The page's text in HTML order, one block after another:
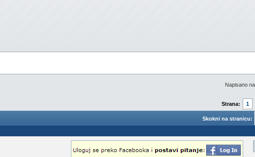
Napisano
Strana: 1
Skokni na stranicu: